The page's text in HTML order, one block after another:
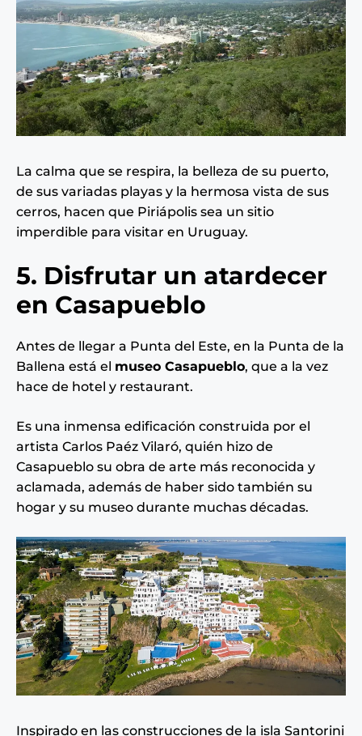
La calma que se respira, la belleza de su puerto,
de sus variadas playas y la hermosa vista de sus
cerros, hacen que Piriápolis sea un sitio
imperdible para visitar en Uruguay.
5. Disfrutar un atardecer
en Casapueblo
Antes de llegar a Punta del Este, en la Punta de la
Ballena está el museo Casapueblo, que a la vez
hace de hotel y restaurant.
Es una inmensa edificación construida por el
artista Carlos Paéz Vilaró, quién hizo de
Casapueblo su obra de arte más reconocida y
aclamada, además de haber sido también su
hogar y su museo durante muchas décadas.
Inspirado en las construcciones de la isla Santorini